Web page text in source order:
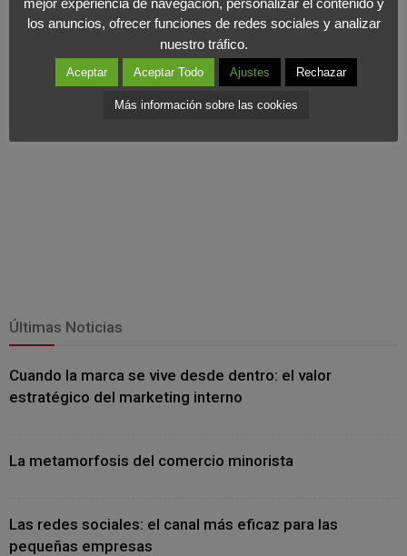
los empleados.
Últimas Noticias
Cuando la marca se vive desde dentro: el valor
estratégico del marketing interno
La metamorfosis del comercio minorista
Las redes sociales: el canal más eficaz para las
pequeñas empresas
los anuncios, ofrecer funciones de redes sociales y analizar
nuestro tráfico.
Aceptar Aceptar Todo Ajustes Rechazar
Más información sobre las cookies